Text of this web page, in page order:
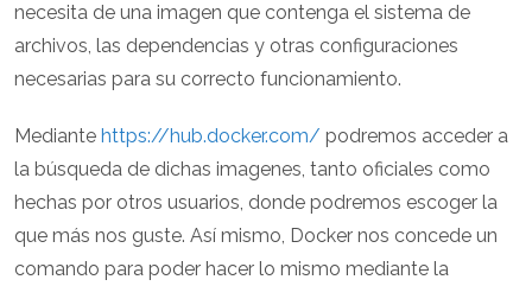
necesita de una imagen que contenga el sistema de
archivos, las dependencias y otras configuraciones
necesarias para su correcto funcionamiento.
Mediante https://hub.docker.com/ podremos acceder a
la búsqueda de dichas imagenes, tanto oficiales como
hechas por otros usuarios, donde podremos escoger la
que más nos guste. Así mismo, Docker nos concede un
comando para poder hacer lo mismo mediante la